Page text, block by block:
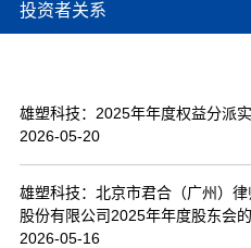
品牌服务
资讯中心
经典案例
投资者关系
雄塑科技：2025年年度权益分派
2026-05-20
雄塑科技：北京市君合（广州）
股份有限公司2025年年度股东会
2026-05-16